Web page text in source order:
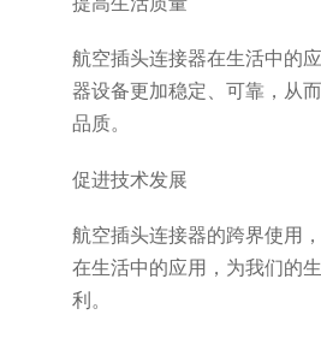
航空插头连接器在生活中的
器设备更加稳定、可靠，从
品质。
促进技术发展
航空插头连接器的跨界使用
在生活中的应用，为我们的
利。